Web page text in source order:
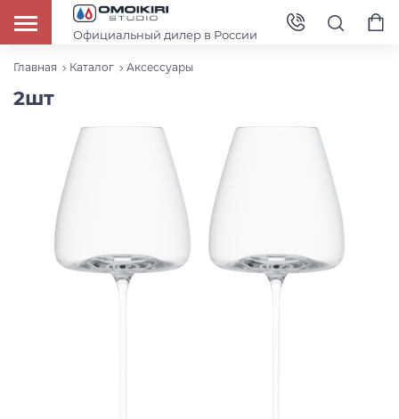
Официальный дилер в России
Главная Каталог Аксессуары
2шт